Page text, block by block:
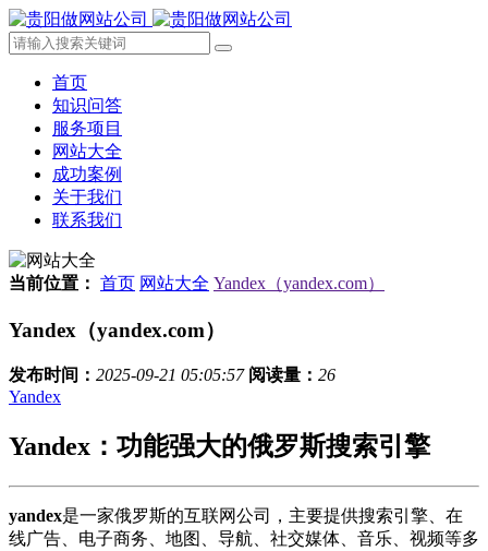
首页
知识问答
服务项目
网站大全
成功案例
关于我们
联系我们
当前位置： 首页 网站大全 Yandex（yandex.com）
Yandex（yandex.com）
发布时间： 2025-09-21 05:05:57 阅读量： 26
Yandex
Yandex：功能强大的俄罗斯搜索引擎
yandex是一家俄罗斯的互联网公司，主要提供搜索引擎、在
线广告、电子商务、地图、导航、社交媒体、音乐、视频等多